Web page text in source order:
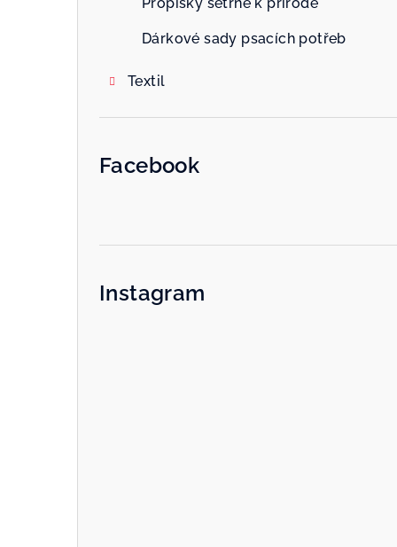
Dárkové sady psacích potřeb
Textil
Facebook
Instagram